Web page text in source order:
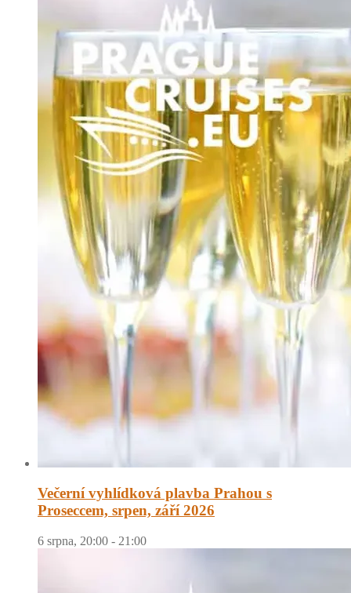
Večerní vyhlídková plavba Prahou s
Proseccem, srpen, září 2026
6 srpna, 20:00 - 21:00